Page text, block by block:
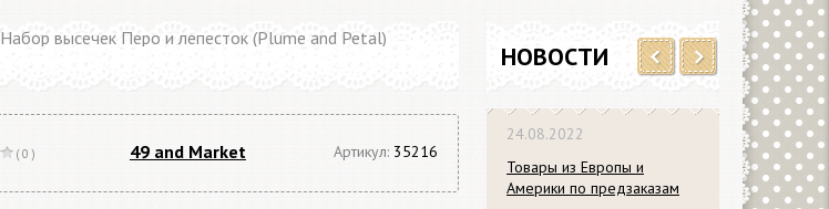
НОВОСТИ
24.08.2022
Товары из Европы и
Америки по предзаказам
Набор высечек Перо и лепесток (Plume and Petal)
49 and Market
( 0 ) Артикул: 35216